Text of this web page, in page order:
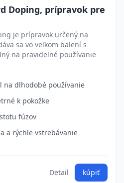
Doping, prípravok pre
je prípravok určený na
sa vo veľkom balení s
na pravidelné používanie
na dlhodobé používanie
k pokožke
fúzov
a rýchle vstrebávanie
Detail kúpiť